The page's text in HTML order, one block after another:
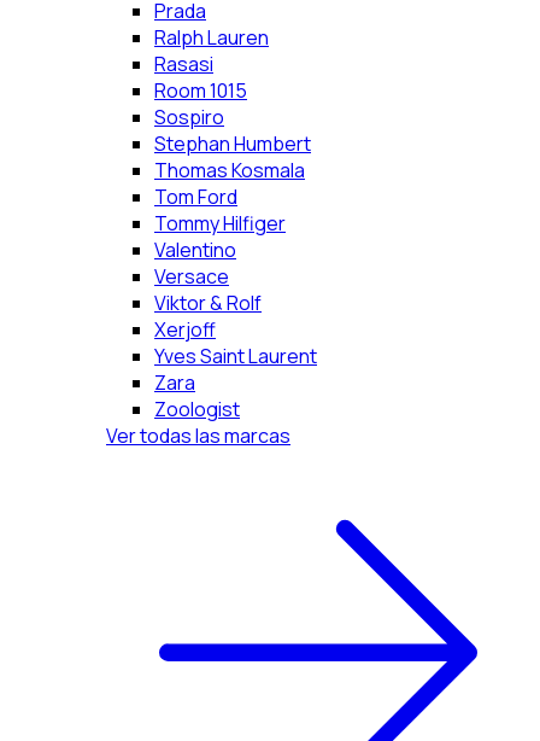
Prada
Ralph Lauren
Rasasi
Room 1015
Sospiro
Stephan Humbert
Thomas Kosmala
Tom Ford
Tommy Hilfiger
Valentino
Versace
Viktor & Rolf
Xerjoff
Yves Saint Laurent
Zara
Zoologist
Ver todas las marcas